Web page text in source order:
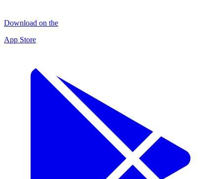
Download on the
App Store